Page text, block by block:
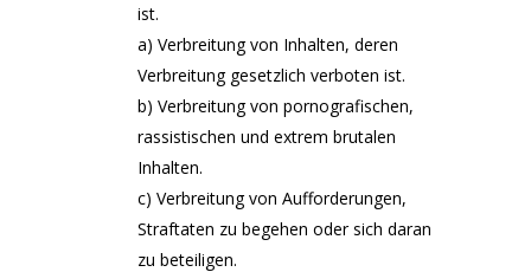
ist.
a) Verbreitung von Inhalten, deren
Verbreitung gesetzlich verboten ist.
b) Verbreitung von pornografischen,
rassistischen und extrem brutalen
Inhalten.
c) Verbreitung von Aufforderungen,
Straftaten zu begehen oder sich daran
zu beteiligen.